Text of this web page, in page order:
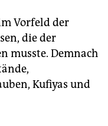
Vorfeld der
die der
musste. Demnach
Kufiyas und